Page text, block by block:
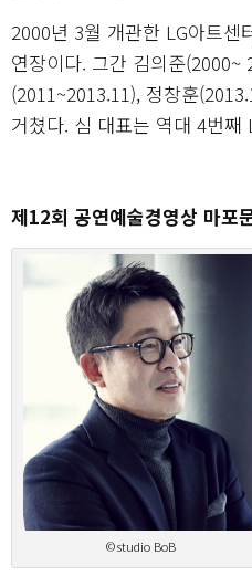
2000년 3월 개관한 LG아트센
연장이다. 그간 김의준(2000~
(2011~2013.11), 정창훈
거쳤다. 심 대표는 역대 4번째
제12회 공연예술경영상 마포
©studio BoB